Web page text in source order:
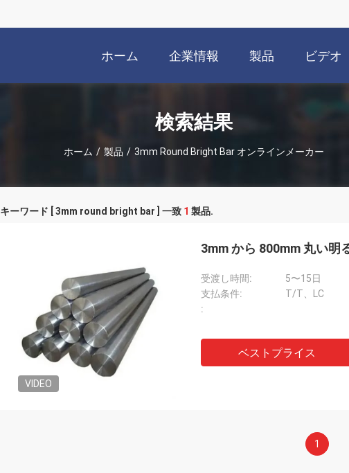
ホーム 企業情報 製品 ビデオ
検索結果
ホーム / 製品 / 3mm Round Bright Bar オンラインメーカー
キーワード [ 3mm round bright bar ] 一致 1 製品.
VIDEO
3mm から 800mm 丸い明
受渡し時間:
5〜15日
支払条件:
T/T、LC
:
ベストプライス
1